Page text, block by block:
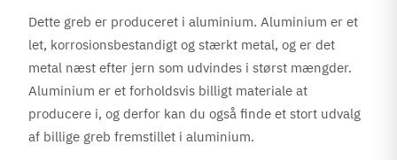
Dette greb er produceret i aluminium. Aluminium er et
let, korrosionsbestandigt og stærkt metal, og er det
metal næst efter jern som udvindes i størst mængder.
Aluminium er et forholdsvis billigt materiale at
producere i, og derfor kan du også finde et stort udvalg
af billige greb fremstillet i aluminium.